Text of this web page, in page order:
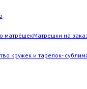
матрёшекМатрешки на
кружек и тарелок-